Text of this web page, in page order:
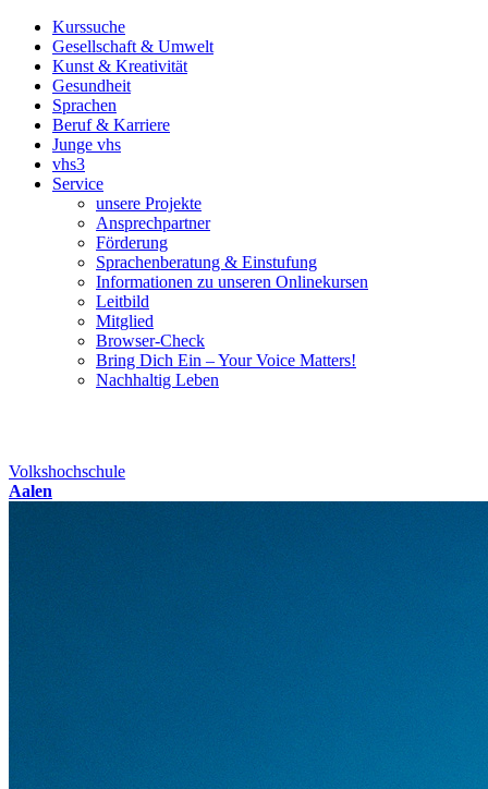
Kurssuche
Gesellschaft & Umwelt
Kunst & Kreativität
Gesundheit
Sprachen
Beruf & Karriere
Junge vhs
vhs3
Service
unsere Projekte
Ansprechpartner
Förderung
Sprachenberatung & Einstufung
Informationen zu unseren Onlinekursen
Leitbild
Mitglied
Browser-Check
Bring Dich Ein – Your Voice Matters!
Nachhaltig Leben
Volkshochschule
Aalen